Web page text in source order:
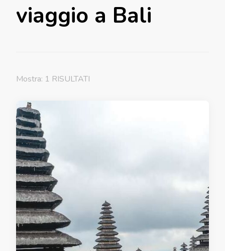
viaggio a Bali
Mostra: 1 RISULTATI